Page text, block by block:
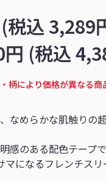
税込 3,289
(税込
柄により価格が異なる商
なめらかな肌触りの超
感のある配色テープで
になるフレンチスリ